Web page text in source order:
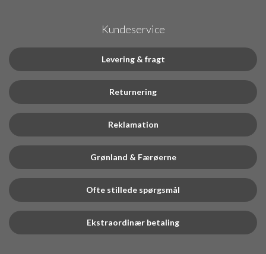
Kundeservice
Levering & fragt
Returnering
Reklamation
Grønland & Færøerne
Ofte stillede spørgsmål
Ekstraordinær betaling